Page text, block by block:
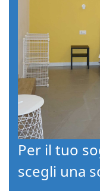
Per il tuo
scegli una